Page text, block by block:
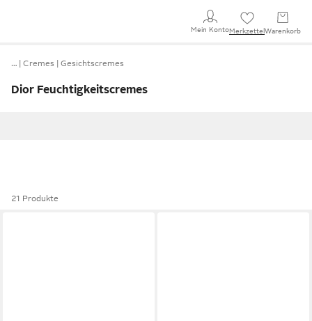
Mein KontoMerkzettel Warenkorb
… Cremes Gesichtscremes
Dior Feuchtigkeitscremes
21 Produkte